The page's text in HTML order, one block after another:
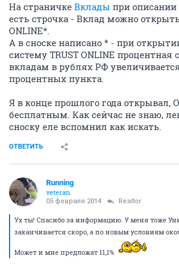
На страничке Вклады при описании
есть строчка - Вклад можно
ONLINE*.
А в сноске написано * - при
систему TRUST ONLINE процентная
вкладам в рублях РФ
процентных пункта.
Я в конце прошлого года открывал,
бесплатным. Как сейчас не знаю,
сноску еле вспомнил как искать.
ОТВЕТИТЬ
Running
veteran
05 февраля 2014 Realtor
Ух ты! Спасибо за информацию. У меня тоже
заканчивается скоро, а по новым условиям
Может и мне предложат 11,1%